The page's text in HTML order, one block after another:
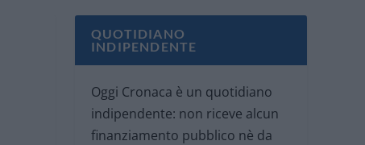
QUOTIDIANO
INDIPENDENTE
Oggi Cronaca è un quotidiano
indipendente: non riceve alcun
finanziamento pubblico nè da